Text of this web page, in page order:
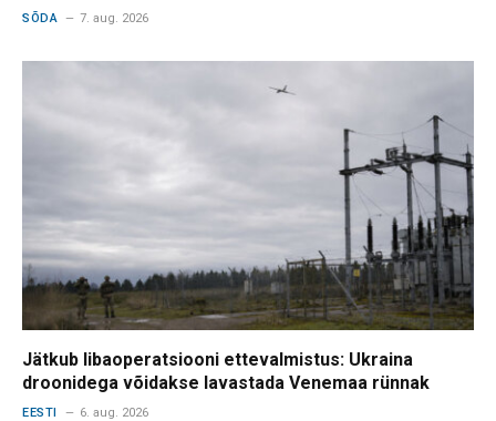
SÕDA 7. aug. 2026
Jätkub libaoperatsiooni ettevalmistus: Ukraina
droonidega võidakse lavastada Venemaa rünnak
EESTI 6. aug. 2026